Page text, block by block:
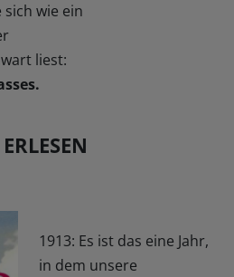
wie ein
liest:
1913: Es ist das eine Jahr,
in dem unsere